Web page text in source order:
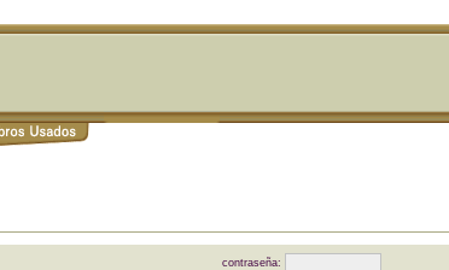
contraseña: